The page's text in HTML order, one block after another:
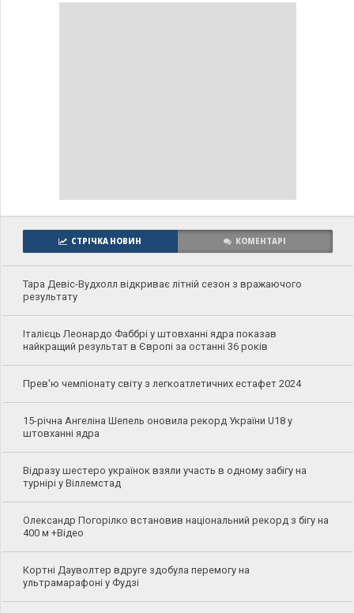
СТРІЧКА НОВИН КОМЕНТАРІ
Тара Девіс-Вудхолл відкриває літній сезон з вражаючого
результату
Італієць Леонардо Фаббрі у штовханні ядра показав
найкращий результат в Європі за останні 36 років
Прев'ю чемпіонату світу з легкоатлетичних естафет 2024
15-річна Ангеліна Шепель оновила рекорд України U18 у
штовханні ядра
Відразу шестеро українок взяли участь в одному забігу на
турнірі у Віллемстад
Олександр Погорілко встановив національний рекорд з бігу на
400 м +Відео
Кортні Дауволтер вдруге здобула перемогу на
ультрамарафоні у Фудзі